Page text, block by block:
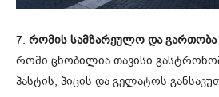
7. რომის სამზარეულო და გართობა
რომი ცნობილია თავისი
პასტის, პიცის და გელატოს